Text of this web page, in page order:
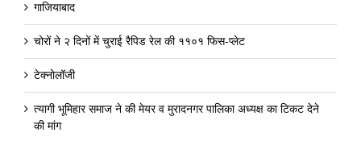
गाजियाबाद
चोरों ने २ दिनों में चुराई रैपिड रेल की ११०१ फिस-प्लेट
टेक्नोलॉजी
त्यागी भूमिहार समाज ने की मेयर व मुरादनगर पालिका अध्यक्ष का टिकट देने
की मांग